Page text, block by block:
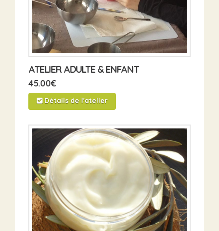
ATELIER ADULTE & ENFANT
45.00€
Détails de l'atelier